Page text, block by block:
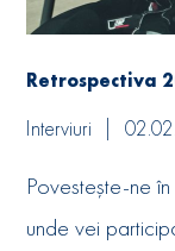
Retrospectiva
Interviuri
Povestește-ne
unde vei